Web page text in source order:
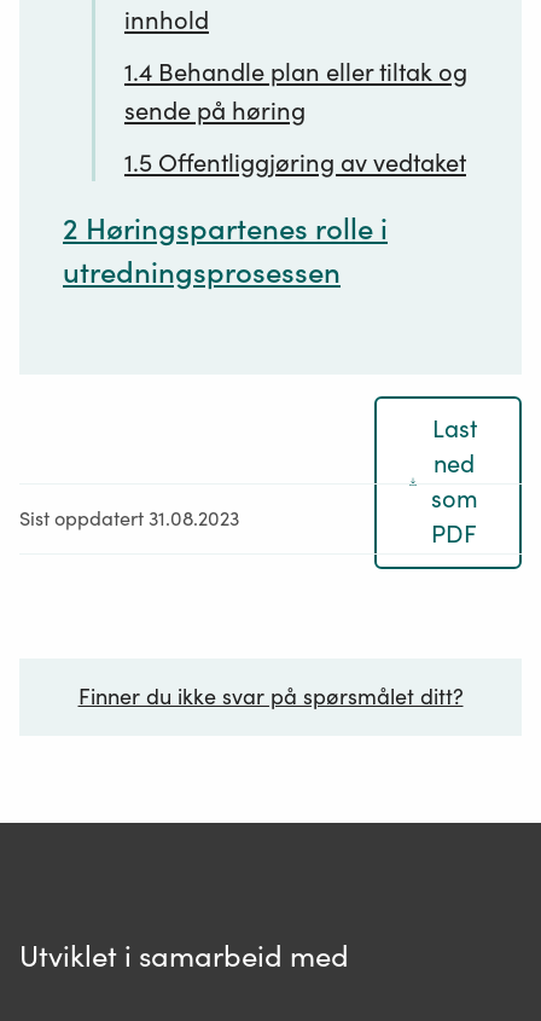
innhold
1.4 Behandle plan eller tiltak og
sende på høring
1.5 Offentliggjøring av vedtaket
2 Høringspartenes rolle i
utredningsprosessen
Last
ned
som
PDF
Sist oppdatert 31.08.2023
Finner du ikke svar på spørsmålet ditt?
Utviklet i samarbeid med